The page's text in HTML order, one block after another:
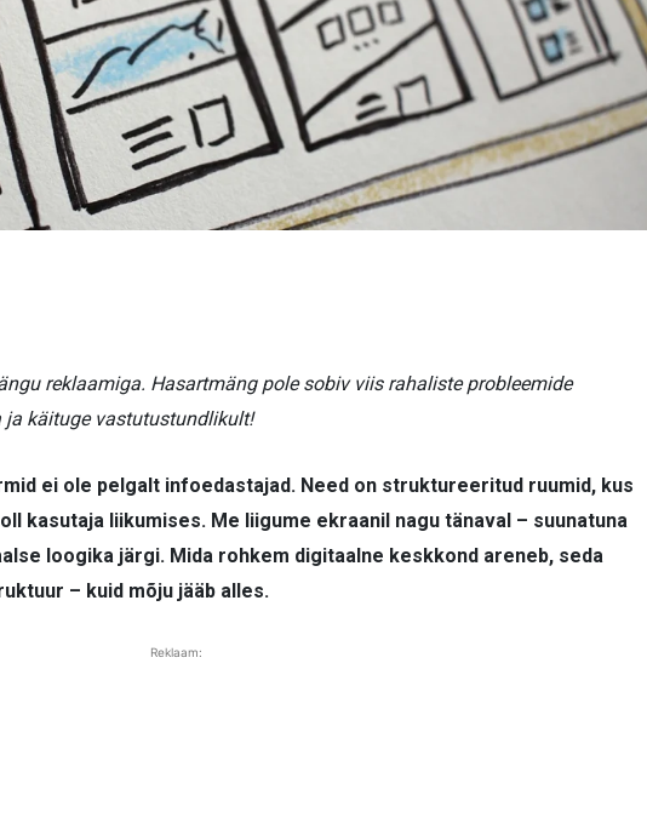
reklaamiga. Hasartmäng pole sobiv viis rahaliste probleemide
ja käituge vastutustundlikult!
ei ole pelgalt infoedastajad. Need on struktureeritud ruumid, kus
kasutaja liikumises. Me liigume ekraanil nagu tänaval – suunatuna
loogika järgi. Mida rohkem digitaalne keskkond areneb, seda
– kuid mõju jääb alles.
Reklaam: